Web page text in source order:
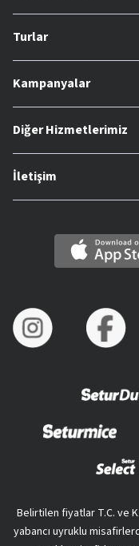
Turlar
Kampanyalar
Diğer Hizmetlerimiz
İletişim
Belirtilen fiyatlar T.C. ve
yabancı uyruklu